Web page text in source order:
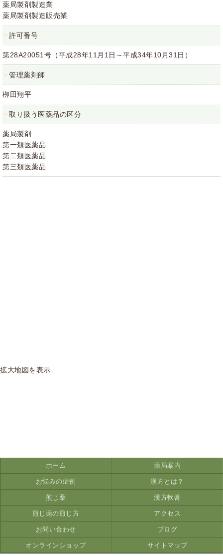
薬局製剤製造業
薬局製剤製造販売業
許可番号
第28A20051号（平成28年11月1日～平成34年10月31日）
管理薬剤師
栁田翔平
取り扱う医薬品の区分
薬局製剤
第一類医薬品
第二類医薬品
第三類医薬品
拡大地図を表示
ホーム 薬局案内
お悩みの症例 漢方とは？
煎じ薬 漢方軟膏
煎じ薬の煎じ方 アクセス
お問い合わせ ブログ
オンラインショップ サイトマップ